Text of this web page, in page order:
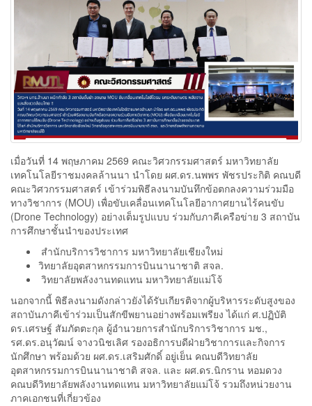
เมื่อวันที่ 14 พฤษภาคม 2569 คณะวิศวกรรมศาสตร์ มหาวิทยาลัย
เทคโนโลยีราชมงคลล้านนา นำโดย ผศ.ดร.นพพร พัชรประกิติ คณบดี
คณะวิศวกรรมศาสตร์ เข้าร่วมพิธีลงนามบันทึกข้อตกลงความร่วมมือ
ทางวิชาการ (MOU) เพื่อขับเคลื่อนเทคโนโลยีอากาศยานไร้คนขับ
(Drone Technology) อย่างเต็มรูปแบบ ร่วมกับภาคีเครือข่าย 3 สถาบัน
การศึกษาชั้นนำของประเทศ
สำนักบริการวิชาการ มหาวิทยาลัยเชียงใหม่
วิทยาลัยอุตสาหกรรมการบินนานาชาติ สจล.
วิทยาลัยพลังงานทดแทน มหาวิทยาลัยแม่โจ้
นอกจากนี้ พิธีลงนามดังกล่าวยังได้รับเกียรติจากผู้บริหารระดับสูงของ
สถาบันภาคีเข้าร่วมเป็นสักขีพยานอย่างพร้อมเพรียง ได้แก่ ศ.ปฏิบัติ
ดร.เศรษฐ์ สัมภัตตะกุล ผู้อำนวยการสำนักบริการวิชาการ มช.,
รศ.ดร.อนุวัฒน์ จางวนิชเลิศ รองอธิการบดีฝ่ายวิชาการและกิจการ
นักศึกษา พร้อมด้วย ผศ.ดร.เสริมศักดิ์ อยู่เย็น คณบดีวิทยาลัย
อุตสาหกรรมการบินนานาชาติ สจล. และ ผศ.ดร.นิกราน หอมดวง
คณบดีวิทยาลัยพลังงานทดแทน มหาวิทยาลัยแม่โจ้ รวมถึงหน่วยงาน
ภาคเอกชนที่เกี่ยวข้อง